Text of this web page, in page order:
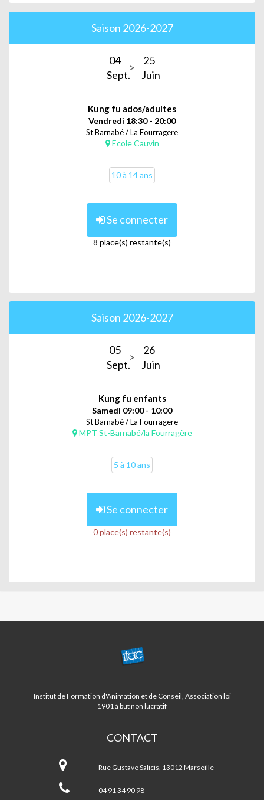
Saison 2026-2027
04
Sept.
25
Juin
Kung fu ados/adultes
Vendredi 18:30 - 20:00
St Barnabé / La Fourragere
Ecole Cauvin
10 à 14 ans
Se connecter
8 place(s) restante(s)
Saison 2026-2027
05
Sept.
26
Juin
Kung fu enfants
Samedi 09:00 - 10:00
St Barnabé / La Fourragere
MPT St-Barnabé/la Fourragère
5 à 10 ans
Se connecter
0 place(s) restante(s)
CENTRE
ST
Institut de Formation d'Animation et de Conseil, Association loi
1901 à but non lucratif
CONTACT
BARNABE/LA
FOURRAGERE
Rue Gustave Salicis, 13012 Marseille
04 91 34 90 98